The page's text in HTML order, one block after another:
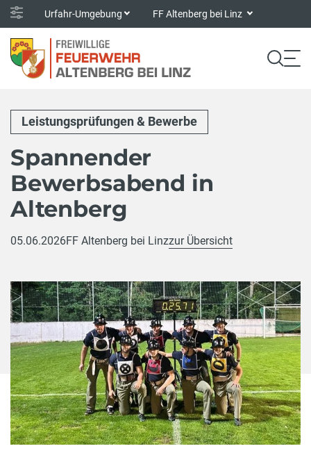
Urfahr-Umgebung FF Altenberg bei Linz
Leistungsprüfungen & Bewerbe
Spannender
Bewerbsabend in
Altenberg
05.06.2026FF Altenberg bei Linzzur Übersicht